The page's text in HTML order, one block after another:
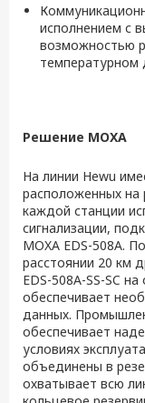
исполнением с
возможностью
температурном
Решение MOXA
На линии Hewu
расположенных на
каждой станции
сигнализации,
MOXA EDS-508A.
расстоянии 20 км
EDS-508A-SS-SC
обеспечивает
данных.
обеспечивает
условиях
объединены в
охватывает всю